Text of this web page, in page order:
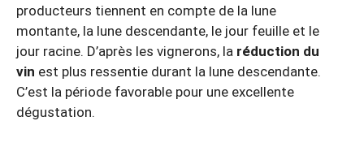
producteurs tiennent en compte de la lune
montante, la lune descendante, le jour feuille et le
jour racine. D’après les vignerons, la réduction du
vin est plus ressentie durant la lune descendante.
C’est la période favorable pour une excellente
dégustation.